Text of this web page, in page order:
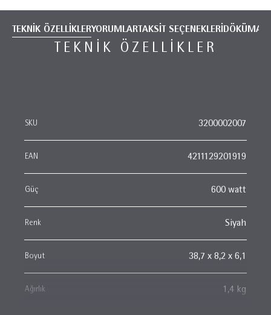
TEKNİK ÖZELLİKLERYORUMLAR TAKSİT SEÇENEKLERİ
TEKNIK ÖZELLIKLER
SKU 3200002007
EAN 4211129201919
Güç 600 watt
Renk Siyah
Boyut 38,7 x 8,2 x 6,1
Ağırlık 1,4 kg